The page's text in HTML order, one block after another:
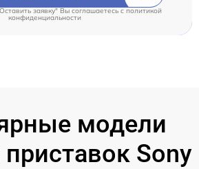
заявку" Вы соглашаетесь cполитикой
конфиденциальности
модели
Sony